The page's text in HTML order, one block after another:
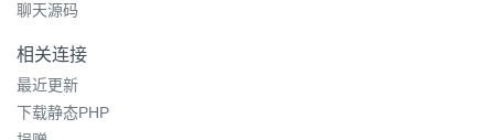
聊天源码
相关连接
最近更新
下载静态PHP